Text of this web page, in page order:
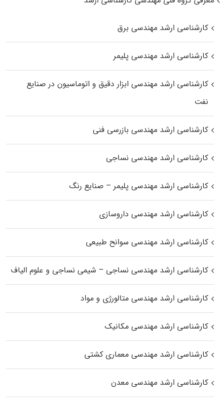
کارشناسی ارشد مهندسی برق
کارشناسی ارشد مهندسی پلیمر
کارشناسی ارشد مهندسی ابزار دقیق و اتوماسیون در صنایع
نفت
کارشناسی ارشد مهندسی بازرسی فنی
کارشناسی ارشد مهندسی نساجی
کارشناسی ارشد مهندسی پلیمر – صنایع رنگ
کارشناسی ارشد مهندسی داروسازی
کارشناسی ارشد مهندسی سوانح طبیعی
کارشناسی ارشد مهندسی نساجی – شیمی نساجی و علوم الیاف
کارشناسی ارشد مهندسی متالورژی و مواد
کارشناسی ارشد مهندسی مکانیک
کارشناسی ارشد مهندسی معماری کشتی
کارشناسی ارشد مهندسی معدن